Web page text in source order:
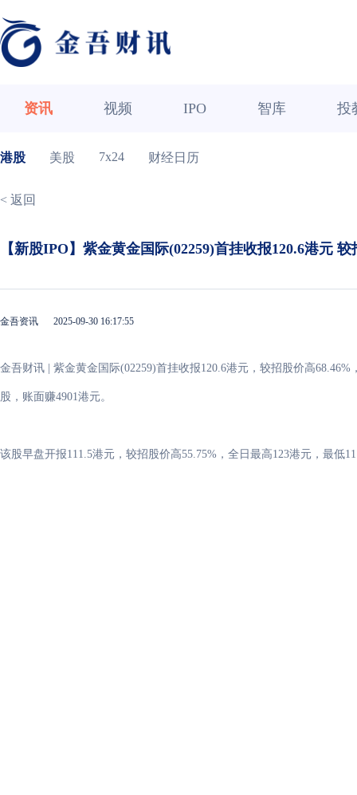
资讯 视频 IPO 智库 投
港股 美股 7x24 财经日历
< 返回
【新股IPO】紫金黄金国际(02259)首挂收报120.6港元
金吾资讯 2025-09-30 16:17:55
金吾财讯 | 紫金黄金国际(02259)首挂收报120.6港元，较招股价高
股，账面赚4901港元。
该股早盘开报111.5港元，较招股价高55.75%，全日最高123港元，最低